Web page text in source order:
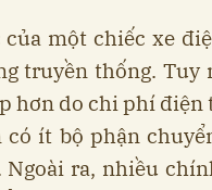
một chiếc xe
truyền thống.
hơn do chi phí điện
có ít bộ phận
ra, nhiều